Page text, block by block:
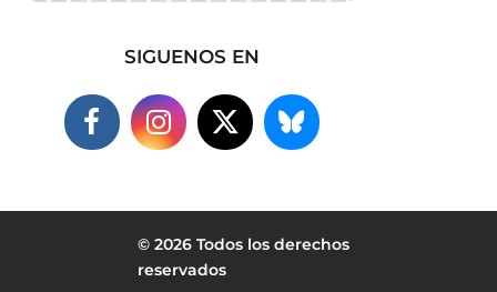
SIGUENOS EN
© 2026 Todos los derechos
reservados